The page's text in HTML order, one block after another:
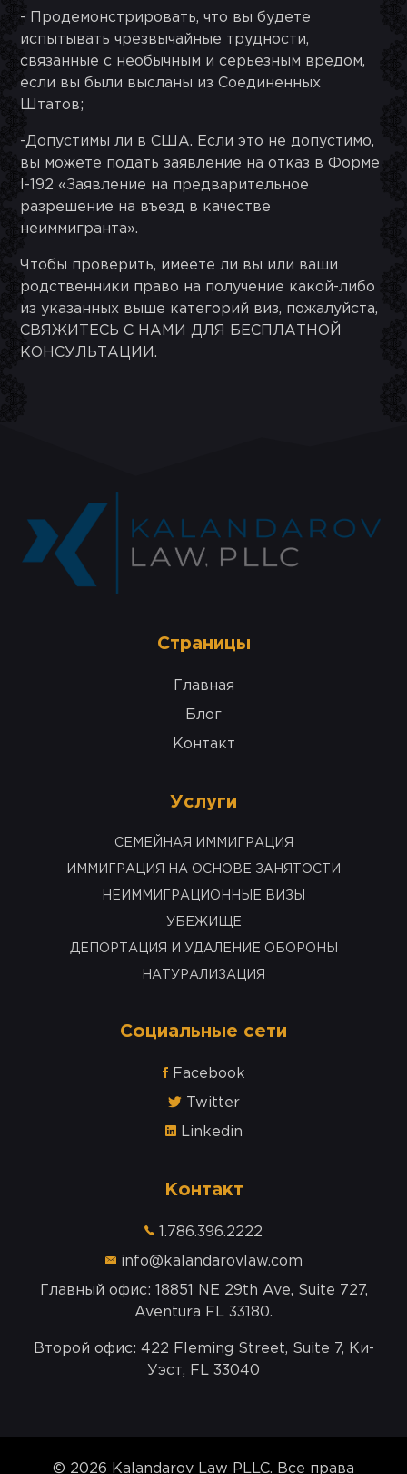
- Продемонстрировать, что вы будете
испытывать чрезвычайные трудности,
связанные с необычным и серьезным вредом,
если вы были высланы из Соединенных
Штатов;
-Допустимы ли в США. Если это не допустимо,
вы можете подать заявление на отказ в Форме
I-192 «Заявление на предварительное
разрешение на въезд в качестве
неиммигранта».
Чтобы проверить, имеете ли вы или ваши
родственники право на получение какой-либо
из указанных выше категорий виз, пожалуйста,
СВЯЖИТЕСЬ С НАМИ ДЛЯ БЕСПЛАТНОЙ
КОНСУЛЬТАЦИИ.
Cтраницы
Главная
Блог
Kонтакт
Услуги
СЕМЕЙНАЯ ИММИГРАЦИЯ
ИММИГРАЦИЯ НА ОСНОВЕ ЗАНЯТОСТИ
НЕИММИГРАЦИОННЫЕ ВИЗЫ
УБЕЖИЩЕ
ДЕПОРТАЦИЯ И УДАЛЕНИЕ ОБОРОНЫ
НАТУРАЛИЗАЦИЯ
Социальные сети
Facebook
Twitter
Linkedin
Kонтакт
1.786.396.2222
info@kalandarovlaw.com
Главный офис: 18851 NE 29th Ave, Suite 727,
Aventura FL 33180.
Второй офис: 422 Fleming Street, Suite 7, Ки-
Уэст, FL 33040
© 2026 Kalandarov Law PLLC. Все права